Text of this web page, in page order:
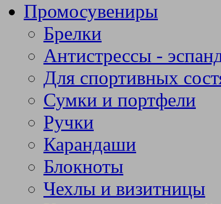
Промосувениры
Брелки
Антистрессы -
Для спортивных
Сумки и портфели
Ручки
Карандаши
Блокноты
Чехлы и визитницы